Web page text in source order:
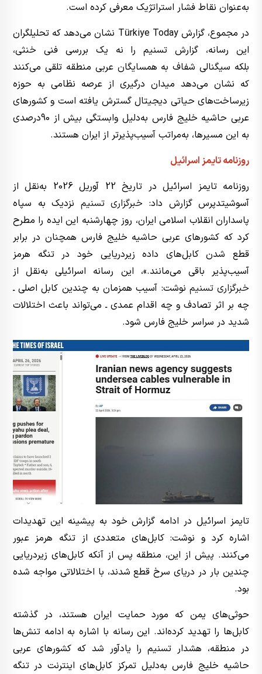
به‌عنوان نقاط فشار استراتژیک معرفی کرده است.
در مجموع، گزارش Türkiye Today نشان می‌دهد که تحلیلگران
این رسانه، گزارش تسنیم را نه یک بررسی فنی خنثی،
بلکه سیگنالی شفاف به همسایگان عربی منطقه تلقی می‌کنند
که نشان می‌دهد میدان درگیری از عرصه نظامی به حوزه
زیرساخت‌های حیاتی دیجیتال گسترش یافته است و کشورهای
عربی حاشیه خلیج فارس به‌دلیل وابستگی بیش از 90درصدی
به این مسیرها، به‌مراتب آسیب‌پذیرتر از ایران هستند.
روزنامه تایمز اسرائیل
روزنامه تایمز اسرائیل در تاریخ 22 آوریل 2026 به‌نقل از
آسوشیتدپرس گزارش داد: خبرگزاری تسنیم نزدیک به سپاه
پاسداران انقلاب اسلامی ایران، روز چهارشنبه این ایده را مطرح
کرد که کشورهای عربی حاشیه خلیج فارس همچنان در برابر
قطع شدن کابل‌های داده زیردریایی خود در تنگه هرمز
آسیب‌پذیر باقی می‌مانند.»، این رسانه اسرائیلی به‌نقل از
خبرگزاری تسنیم نوشت: آسیب همزمان به چندین کابل اصلی ـ
چه بر اثر تصادف و چه اقدام عمدی ـ می‌تواند باعث اختلالات
شدید در سراسر خلیج فارس شود.
تایمز اسرائیل در ادامه گزارش خود به پیشینه این تهدیدات
اشاره کرد و نوشت: کابل‌های متعددی از تنگه هرمز عبور
می‌کنند. پیش از این، منطقه پس از آنکه کابل‌های زیردریایی
چندین بار در دریای سرخ قطع شدند، با اختلالاتی مواجه شده
بود.
حوثی‌های یمن که مورد حمایت ایران هستند، در گذشته
کابل‌ها را تهدید کرده‌اند. این رسانه با اشاره به ادامه تنش‌ها
در منطقه، هشدار تسنیم را یادآور شد که کشورهای عربی
حاشیه خلیج فارس به‌دلیل تمرکز کابل‌های اینترنت در تنگه